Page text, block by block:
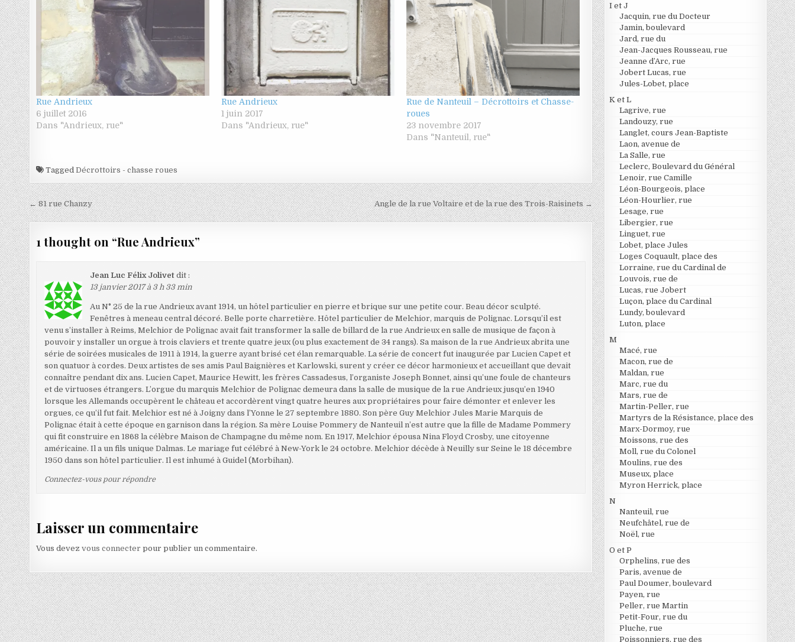
Rue Andrieux
6 juillet 2016
Dans "Andrieux, rue"
Rue Andrieux
1 juin 2017
Dans "Andrieux, rue"
Rue de Nanteuil – Décrottoirs et Chasse-
roues
23 novembre 2017
Dans "Nanteuil, rue"
TaggedDécrottoirs - chasse roues
Navigation de l’article Angle de la rue Voltaire et de la rue des Trois-Raisinets →
← 81 rue Chanzy
1 thought on “Rue Andrieux”
Jean Luc Félix Jolivet dit :
13 janvier 2017 à 3 h 33 min
Au N° 25 de la rue Andrieux avant 1914, un hôtel particulier en pierre et brique sur une petite cour. Beau décor sculpté.
Fenêtres à meneau central décoré. Belle porte charretière. Hôtel particulier de Melchior, marquis de Polignac. Lorsqu’il est
venu s’installer à Reims, Melchior de Polignac avait fait transformer la salle de billard de la rue Andrieux en salle de musique de façon à
pouvoir y installer un orgue à trois claviers et trente quatre jeux (ou plus exactement de 34 rangs). Sa maison de la rue Andrieux abrita une
série de soirées musicales de 1911 à 1914, la guerre ayant brisé cet élan remarquable. La série de concert fut inaugurée par Lucien Capet et
son quatuor à cordes. Deux artistes de ses amis Paul Baignières et Karlowski, surent y créer ce décor harmonieux et accueillant que devait
connaître pendant dix ans. Lucien Capet, Maurice Hewitt, les frères Cassadesus, l’organiste Joseph Bonnet, ainsi qu’une foule de chanteurs
et de virtuoses étrangers. L’orgue du marquis Melchior de Polignac demeura dans la salle de musique de la rue Andrieux jusqu’en 1940
lorsque les Allemands occupèrent le château et accordèrent vingt quatre heures aux propriétaires pour faire démonter et enlever les
orgues, ce qu’il fut fait. Melchior est né à Joigny dans l’Yonne le 27 septembre 1880. Son père Guy Melchior Jules Marie Marquis de
Polignac était à cette époque en garnison dans la région. Sa mère Louise Pommery de Nanteuil n’est autre que la fille de Madame Pommery
qui fit construire en 1868 la célèbre Maison de Champagne du même nom. En 1917, Melchior épousa Nina Floyd Crosby, une citoyenne
américaine. Il a un fils unique Dalmas. Le mariage fut célébré à New-York le 24 octobre. Melchior décède à Neuilly sur Seine le 18 décembre
1950 dans son hôtel particulier. Il est inhumé à Guidel (Morbihan).
Connectez-vous pour répondre
Laisser un commentaire
Vous devezvous connecter pour publier un commentaire.
I et J
Jacquin, rue du Docteur
Jamin, boulevard
Jard, rue du
Jean-Jacques Rousseau, rue
Jeanne d’Arc, rue
Jobert Lucas, rue
Jules-Lobet, place
K et L
Lagrive, rue
Landouzy, rue
Langlet, cours Jean-Baptiste
Laon, avenue de
La Salle, rue
Leclerc, Boulevard du Général
Lenoir, rue Camille
Léon-Bourgeois, place
Léon-Hourlier, rue
Lesage, rue
Libergier, rue
Linguet, rue
Lobet, place Jules
Loges Coquault, place des
Lorraine, rue du Cardinal de
Louvois, rue de
Lucas, rue Jobert
Luçon, place du Cardinal
Lundy, boulevard
Luton, place
M
Macé, rue
Macon, rue de
Maldan, rue
Marc, rue du
Mars, rue de
Martin-Peller, rue
Martyrs de la Résistance, place des
Marx-Dormoy, rue
Moissons, rue des
Moll, rue du Colonel
Moulins, rue des
Museux, place
Myron Herrick, place
N
Nanteuil, rue
Neufchâtel, rue de
Noël, rue
O et P
Orphelins, rue des
Paris, avenue de
Paul Doumer, boulevard
Payen, rue
Peller, rue Martin
Petit-Four, rue du
Pluche, rue
Poissonniers, rue des